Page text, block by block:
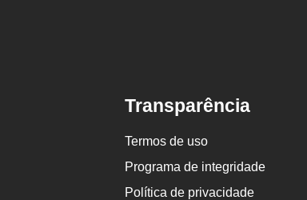
Transparência
Termos de uso
Programa de integridade
Política de privacidade